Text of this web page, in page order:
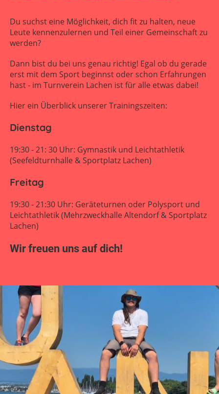
Du suchst eine Möglichkeit, dich fitzu halten, neue
Leute kennenzulernen und Teil einer Gemeinschaftzu
werden?
Dann bist du bei uns genau richtig! Egal ob du gerade
erst mit dem Sport beginnst oder schon Erfahrungen
hast - im Turnverein Lachen ist für alle etwas dabei!
Hier ein Überblick unserer Trainingszeiten:
Dienstag
19:30 - 21: 30 Uhr: Gymnastik und Leichtathletik
(Seefeldturnhalle & Sportplatz Lachen)
Freitag
19:30 - 21:30 Uhr: Geräteturnen oder Polysport und
Leichtathletik (Mehrzweckhalle Altendorf & Sportplatz
Lachen)
Wir freuen uns auf dich!